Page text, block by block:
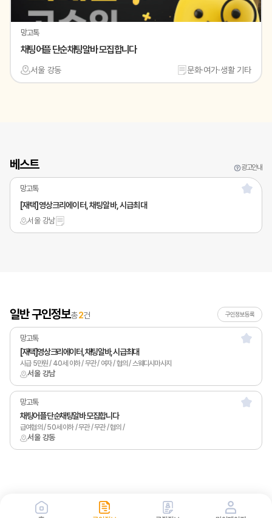
망고톡
채팅어플 단순채팅알바 모집합니다
서울 강동 문화·여가·생활 기타
베스트 광고안내
망고톡
[재택]영상크리에이터, 채팅알바, 시급최대
서울 강남
일반 구인정보총2건 구인정보등록
서울 강남
망고톡
[재택]영상크리에이터, 채팅알바, 시급최대
시급 5만원 / 40세 이하 / 무관 / 여자 / 협의 / 스웨디시마사지
서울 강동
망고톡
채팅어플 단순채팅알바 모집합니다
급여협의 / 50세 이하 / 무관 / 무관 / 협의 /